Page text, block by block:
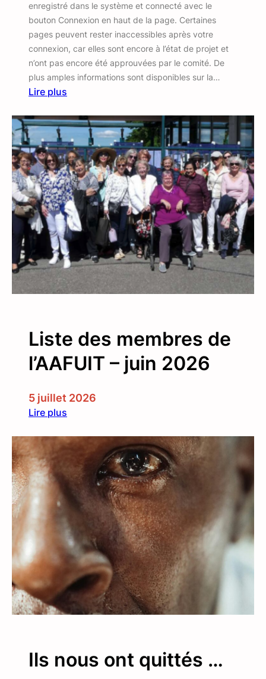
enregistré dans le système et connecté avec le
bouton Connexion en haut de la page. Certaines
pages peuvent rester inaccessibles après votre
connexion, car elles sont encore à l’état de projet et
n’ont pas encore été approuvées par le comité. De
plus amples informations sont disponibles sur la…
Lire plus
A
s
e
m
b
l
é
e
g
é
é
l
e
d
2
u
i
n
0
6
Liste des membres de
l’AAFUIT – juin 2026
5 juillet 2026
Lire plus
L
t
e
e
s
m
m
r
d
e
Ils nous ont quittés …